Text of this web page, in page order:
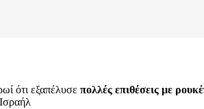
ότι εξαπέλυσε πολλές επιθέσεις με